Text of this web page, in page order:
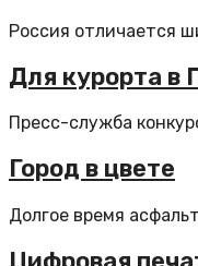
Россия отличается
Для курорта в
Пресс-служба
Город в цвете
Долгое время